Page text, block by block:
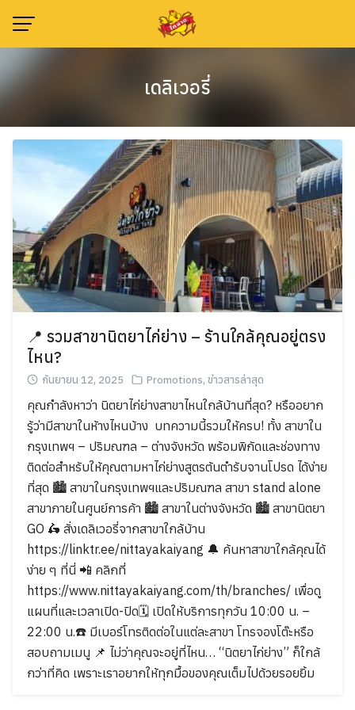
content
for:
Search
เดลิเวอรี่
📍 รวมสาขานิตยาไก่ย่าง – ร้านใกล้คุณอยู่ตรง
ไหน?
กันยายน 12, 2025 Promotions, ข่าวสารล่าสุด
คุณกำลังหาว่า นิตยาไก่ย่างสาขาไหนใกล้บ้านที่สุด? หรืออยาก
รู้ว่ามีสาขาในห้างไหนบ้าง บทความนี้รวมให้ครบ! ทั้ง สาขาใน
กรุงเทพฯ – ปริมณฑล – ต่างจังหวัด พร้อมพิกัดและช่องทาง
ติดต่อสำหรับให้คุณตามหาไก่ย่างสูตรต้นตำรับจานโปรด ได้ง่าย
ที่สุด 🏙 สาขาในกรุงเทพฯและปริมณฑล สาขา stand alone
สาขาภายในศูนย์การค้า 🏙 สาขาในต่างจังหวัด 🏙 สาขานิตยา
GO 🛵 สั่งเดลิเวอรี่จากสาขาใกล้บ้าน
https://linktr.ee/nittayakaiyang 🔔 ค้นหาสาขาใกล้คุณได้
ง่าย ๆ ที่นี่ 📲 คลิกที่
https://www.nittayakaiyang.com/th/branches/ เพื่อดู
แผนที่และเวลาเปิด-ปิด🗓 เปิดให้บริการทุกวัน 10:00 น. –
22:00 น.☎️ มีเบอร์โทรติดต่อในแต่ละสาขา โทรจองโต๊ะหรือ
สอบถามเมนู 📌 ไม่ว่าคุณจะอยู่ที่ไหน… “นิตยาไก่ย่าง” ก็ใกล้
กว่าที่คิด เพราะเราอยากให้ทุกมื้อของคุณเต็มไปด้วยรอยยิ้ม